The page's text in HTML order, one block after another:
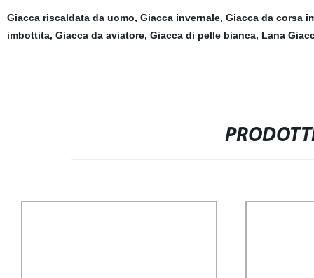
Giacca riscaldata da uomo, Giacca invernale, Giacca da corsa
imbottita, Giacca da aviatore, Giacca di pelle bianca, Lana